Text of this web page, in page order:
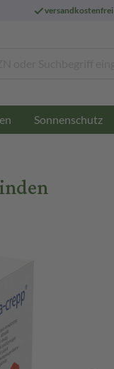
versandkostenfrei
Sonnenschutz